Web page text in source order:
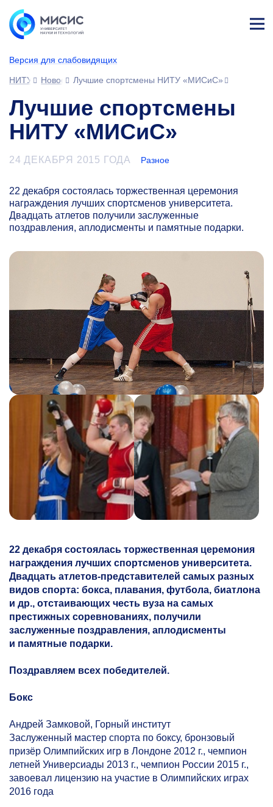
Версия для слабовидящих
ине
НИТУ МИСИС
НовостиЛучшие спортсмены НИТУ «МИСиС»
Лучшие спортсмены
НИТУ «МИСиС»
24 ДЕКАБРЯ 2015 ГОДА Разное
22 декабря состоялась торжественная церемония
награждения лучших спортсменов университета.
Двадцать атлетов получили заслуженные
поздравления, аплодисменты и памятные подарки.
22 декабря состоялась торжественная церемония
награждения лучших спортсменов университета.
Двадцать атлетов-представителей самых разных
видов спорта: бокса, плавания, футбола, биатлона
и др., отстаивающих честь вуза на самых
престижных соревнованиях, получили
заслуженные поздравления, аплодисменты
и памятные подарки.
Поздравляем всех победителей.
Бокс
Андрей Замковой, Горный институт
Заслуженный мастер спорта по боксу, бронзовый
призёр Олимпийских игр в Лондоне 2012 г., чемпион
летней Универсиады 2013 г., чемпион России 2015 г.,
завоевал лицензию на участие в Олимпийских играх
2016 года